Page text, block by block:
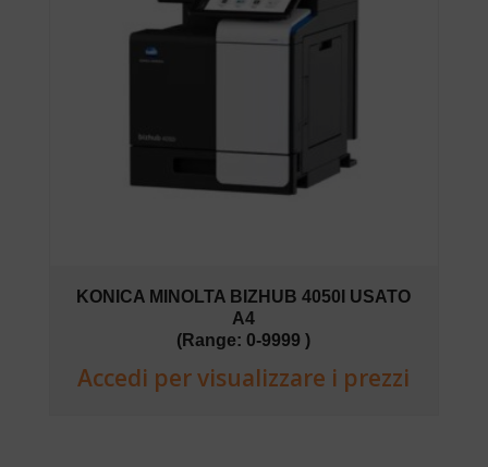
KONICA MINOLTA BIZHUB 4050I USATO
A4
(Range: 0-9999 )
Accedi per visualizzare i prezzi